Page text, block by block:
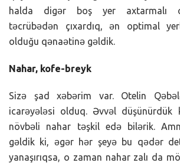
halda digər boş yer axtarmalı
təcrübədən çıxardıq, ən optimal
olduğu qənaətinə gəldik.
Nahar, kofe-breyk
Sizə şad xəbərim var. Otelin
icarəyələsi olduq. Əvvəl
növbəli nahar təşkil edə bilərik.
gəldik ki, əgər hər şeyə bu qədər
yanaşırıqsa, o zaman nahar zalı da